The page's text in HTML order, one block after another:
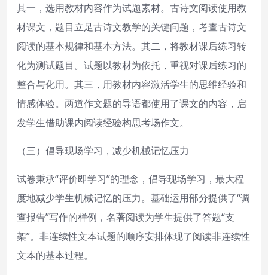
其一，选用教材内容作为试题素材。古诗文阅读使用教
材课文，题目立足古诗文教学的关键问题，考查古诗文
阅读的基本规律和基本方法。其二，将教材课后练习转
化为测试题目。试题以教材为依托，重视对课后练习的
整合与化用。其三，用教材内容激活学生的思维经验和
情感体验。两道作文题的导语都使用了课文的内容，启
发学生借助课内阅读经验构思考场作文。
（三）倡导现场学习，减少机械记忆压力
试卷秉承“评价即学习”的理念，倡导现场学习，最大程
度地减少学生机械记忆的压力。基础运用部分提供了“调
查报告”写作的样例，名著阅读为学生提供了答题“支
架”。非连续性文本试题的顺序安排体现了阅读非连续性
文本的基本过程。